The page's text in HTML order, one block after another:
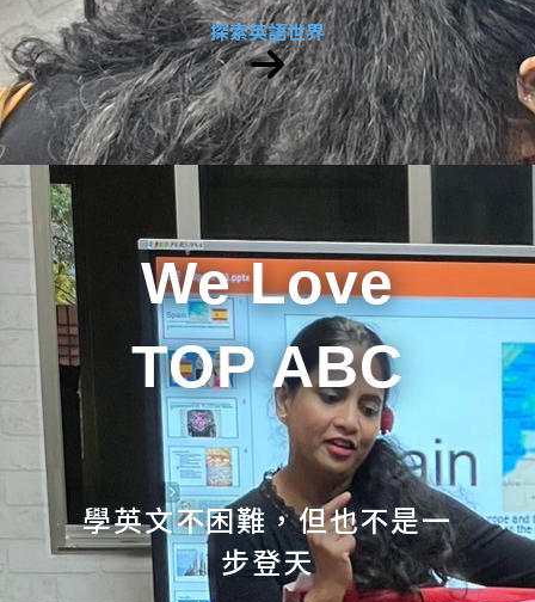
探索英語世界
We Love
TOP ABC
學英文不困難，但也不是一
步登天